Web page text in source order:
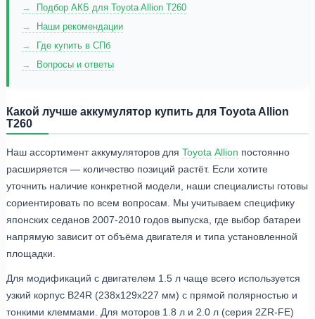
Подбор АКБ для Toyota Allion T260
Наши рекомендации
Где купить в СПб
Вопросы и ответы
Какой лучше аккумулятор купить для Toyota Allion
T260
Наш ассортимент аккумуляторов для Toyota Allion постоянно
расширяется — количество позиций растёт. Если хотите
уточнить наличие конкретной модели, наши специалисты готовы
сориентировать по всем вопросам. Мы учитываем специфику
японских седанов 2007-2010 годов выпуска, где выбор батареи
напрямую зависит от объёма двигателя и типа установленной
площадки.
Для модификаций с двигателем 1.5 л чаще всего используется
узкий корпус B24R (238x129x227 мм) с прямой полярностью и
тонкими клеммами. Для моторов 1.8 л и 2.0 л (серия 2ZR-FE)